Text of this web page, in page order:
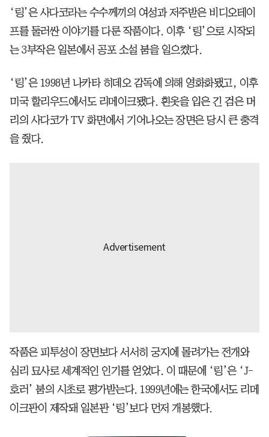
‘링’은 사다코라는 수수께끼의 여성과 저주받은 비디오테이
프를 둘러싼 이야기를 다룬 작품이다. 이후 ‘링’으로 시작되
는 3부작은 일본에서 공포 소설 붐을 일으켰다.
‘링’은 1998년 나카타 히데오 감독에 의해 영화화됐고, 이후
미국 할리우드에서도 리메이크됐다. 흰옷을 입은 긴 검은 머
리의 사다코가 TV 화면에서 기어나오는 장면은 당시 큰 충격
을 줬다.
작품은 피투성이 장면보다 서서히 궁지에 몰려가는 전개와
심리 묘사로 세계적인 인기를 얻었다. 이 때문에 ‘링’은 ‘J-
호러’ 붐의 시초로 평가받는다. 1999년에는 한국에서도 리메
이크판이 제작돼 일본판 ‘링’보다 먼저 개봉했다.